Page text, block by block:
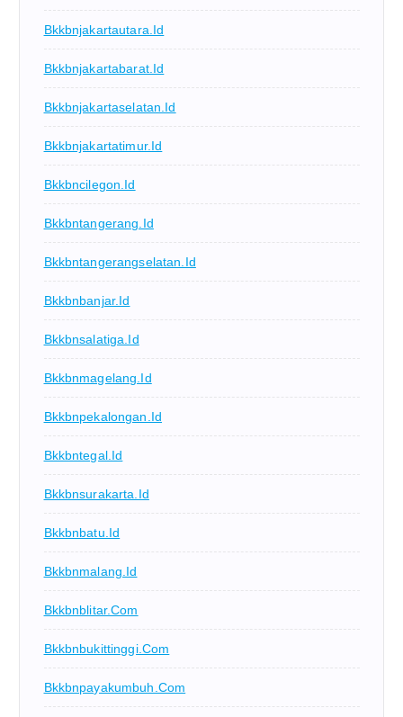
Bkkbnjakartautara.id
Bkkbnjakartabarat.id
Bkkbnjakartaselatan.id
Bkkbnjakartatimur.id
Bkkbncilegon.id
Bkkbntangerang.id
Bkkbntangerangselatan.id
Bkkbnbanjar.id
Bkkbnsalatiga.id
Bkkbnmagelang.id
Bkkbnpekalongan.id
Bkkbntegal.id
Bkkbnsurakarta.id
Bkkbnbatu.id
Bkkbnmalang.id
Bkkbnblitar.com
Bkkbnbukittinggi.com
Bkkbnpayakumbuh.com